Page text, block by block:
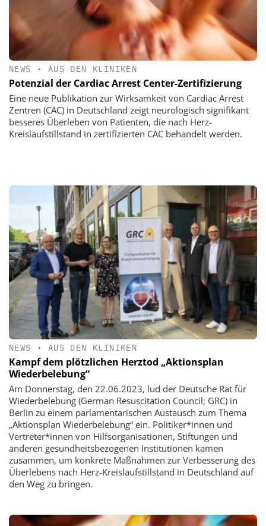
NEWS • AUS DEN KLINIKEN
Potenzial der Cardiac Arrest Center-Zertifizierung
Eine neue Publikation zur Wirksamkeit von Cardiac Arrest
Zentren (CAC) in Deutschland zeigt neurologisch signifikant
besseres Überleben von Patienten, die nach Herz-
Kreislaufstillstand in zertifizierten CAC behandelt werden.
NEWS • AUS DEN KLINIKEN
Kampf dem plötzlichen Herztod „Aktionsplan
Wiederbelebung“
Am Donnerstag, den 22.06.2023, lud der Deutsche Rat für
Wiederbelebung (German Resuscitation Council; GRC) in
Berlin zu einem parlamentarischen Austausch zum Thema
„Aktionsplan Wiederbelebung“ ein. Politiker*innen und
Vertreter*innen von Hilfsorganisationen, Stiftungen und
anderen gesundheitsbezogenen Institutionen kamen
zusammen, um konkrete Maßnahmen zur Verbesserung des
Überlebens nach Herz-Kreislaufstillstand in Deutschland auf
den Weg zu bringen.